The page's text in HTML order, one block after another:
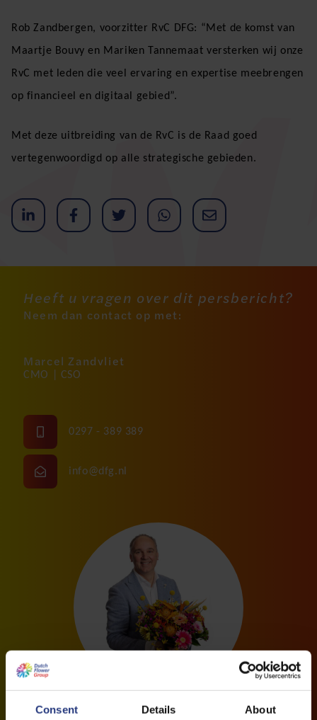
Consent Details About
Rob Zandbergen, voorzitter RvC DFG: “Met de komst van
Maartje Bouvy en Mariken Tannemaat versterken wij onze
RvC met leden die veel ervaring en expertise meebrengen
op financieel en digitaal gebied”.
Met deze uitbreiding van de RvC is de Raad goed
vertegenwoordigd op alle strategische gebieden.
Heeft u vragen over dit persbericht?
Neem dan contact op met:
Marcel Zandvliet
CMO | CSO
0297 - 389 389
info@dfg.nl